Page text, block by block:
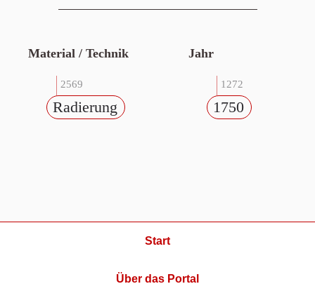
Material / Technik
2569
Radierung
Jahr
1272
1750
Start
Über das Portal